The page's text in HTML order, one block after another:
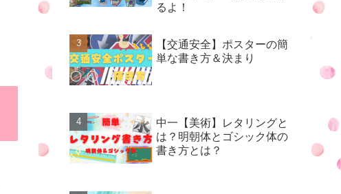
るよ！
【交通安全】ポスターの簡
単な書き方＆決まり
中一【美術】レタリングと
は？明朝体とゴシック体の
書き方とは？